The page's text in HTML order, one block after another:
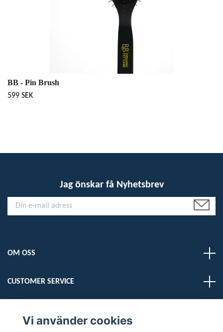
BB - Pin Brush
599 SEK
Jag önskar få Nyhetsbrev
OM OSS
CUSTOMER SERVICE
Vi använder cookies